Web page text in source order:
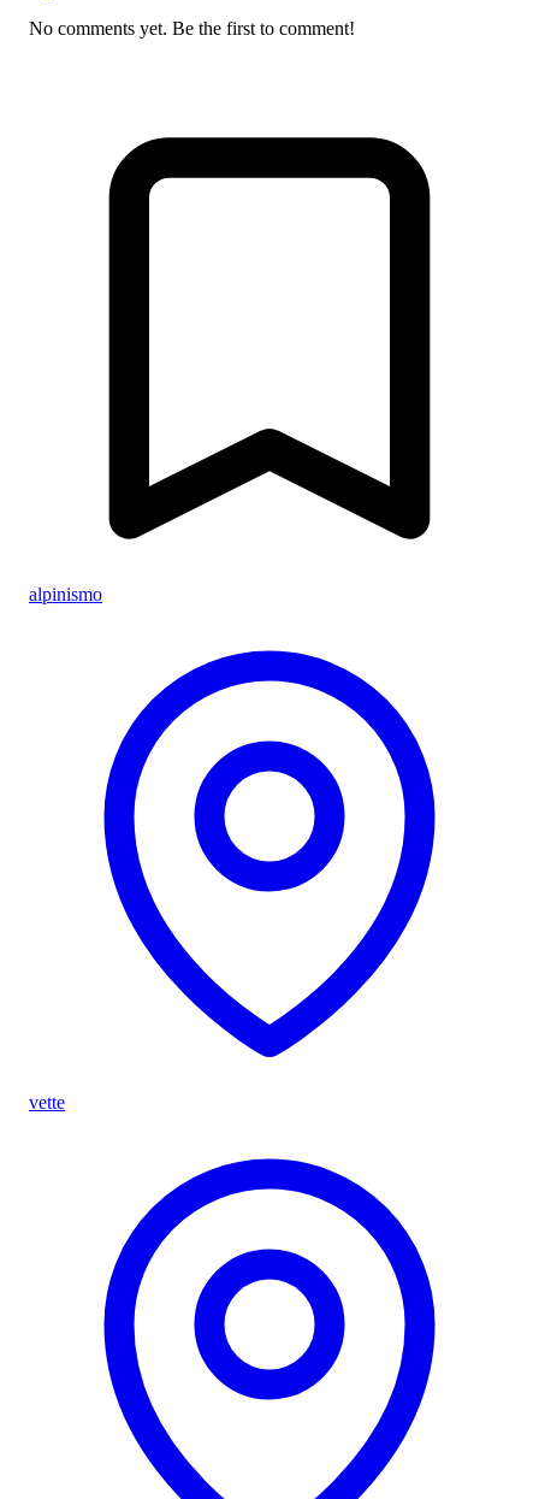
No comments yet. Be the first to comment!
alpinismo
vette